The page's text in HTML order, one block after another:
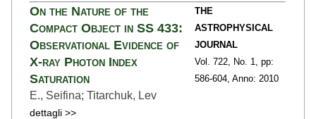
On the Nature of the
Compact Object in SS 433:
Observational Evidence of
X-ray Photon Index
Saturation
E., Seifina; Titarchuk, Lev
dettagli >>
THE
ASTROPHYSICAL
JOURNAL
Vol. 722,
No. 1,
pp:
586-604, Anno: 2010